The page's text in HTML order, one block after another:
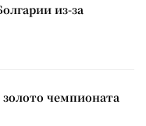
из-за
чемпионата